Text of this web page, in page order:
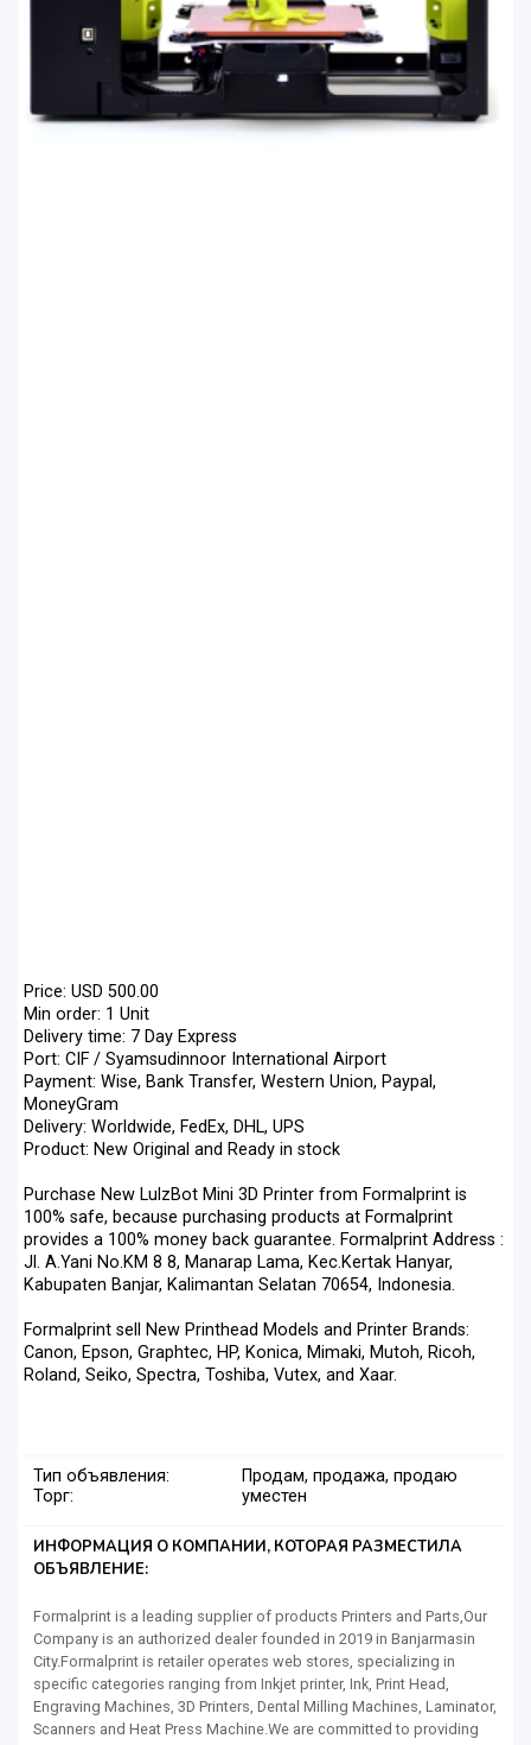
Price: USD 500.00
Min order: 1 Unit
Delivery time: 7 Day Express
Port: CIF / Syamsudinnoor International Airport
Payment: Wise, Bank Transfer, Western Union, Paypal,
MoneyGram
Delivery: Worldwide, FedEx, DHL, UPS
Product: New Original and Ready in stock
Purchase New LulzBot Mini 3D Printer from Formalprint is
100% safe, because purchasing products at Formalprint
provides a 100% money back guarantee. Formalprint Address :
Jl. A.Yani No.KM 8 8, Manarap Lama, Kec.Kertak Hanyar,
Kabupaten Banjar, Kalimantan Selatan 70654, Indonesia.
Formalprint sell New Printhead Models and Printer Brands:
Canon, Epson, Graphtec, HP, Konica, Mimaki, Mutoh, Ricoh,
Roland, Seiko, Spectra, Toshiba, Vutex, and Xaar.
Тип объявления:
Продам, продажа, продаю
Торг:
уместен
ИНФОРМАЦИЯ О КОМПАНИИ, КОТОРАЯ РАЗМЕСТИЛА
ОБЪЯВЛЕНИЕ:
Formalprint is a leading supplier of products Printers and Parts,Our
Company is an authorized dealer founded in 2019 in Banjarmasin
City.Formalprint is retailer operates web stores, specializing in
specific categories ranging from Inkjet printer, Ink, Print Head,
Engraving Machines, 3D Printers, Dental Milling Machines, Laminator,
Scanners and Heat Press Machine.We are committed to providing